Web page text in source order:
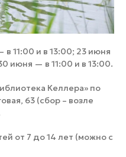
11:00 и в 13:00; 23 июня
июня — в 11:00 и в 13:00.
Келлера» по
63 (сбор – возле
от 7 до 14 лет (можно с